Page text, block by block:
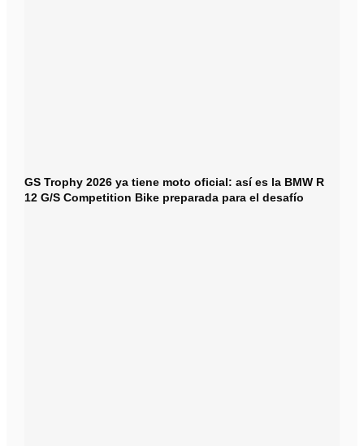
GS Trophy 2026 ya tiene moto oficial: así es la BMW R
12 G/S Competition Bike preparada para el desafío